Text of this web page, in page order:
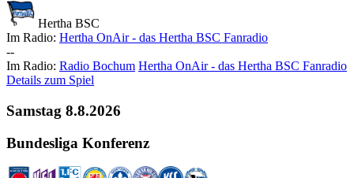
Hertha BSC
Im Radio: Hertha OnAir - das Hertha BSC Fanradio
--
Im Radio: Radio Bochum Hertha OnAir - das Hertha BSC Fanradio
Details zum Spiel
Samstag 8.8.2026
Bundesliga Konferenz